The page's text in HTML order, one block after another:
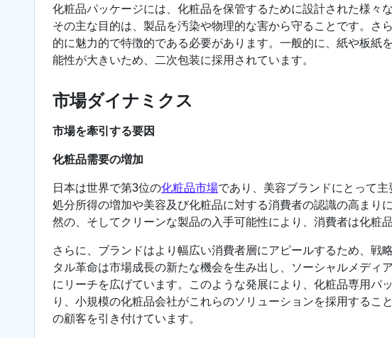
化粧品パッケージには、化粧品を保管するために設計された様々
その主な目的は、製品を汚染や物理的な害から守ることです。さ
的に魅力的で特徴的である必要があります。一般的に、紙や板紙
能性が大きいため、二次包装に採用されています。
市場ダイナミクス
市場を牽引する要因
化粧品需要の増加
日本は世界で第3位の化粧品市場であり、美容ブランドにとって
処分所得の増加や美容及び化粧品に対する消費者の認識の高まり
然の、そしてクリーンな製品の入手可能性により、消費者は化粧
さらに、ブランドはより幅広い消費者層にアピールするため、戦
タル革命は市場成長の新たな機会を生み出し、ソーシャルメディ
にリーチを広げています。このような発展により、化粧品専用パ
り、小規模の化粧品会社がこれらのソリューションを採用するこ
の顧客を引き付けています。